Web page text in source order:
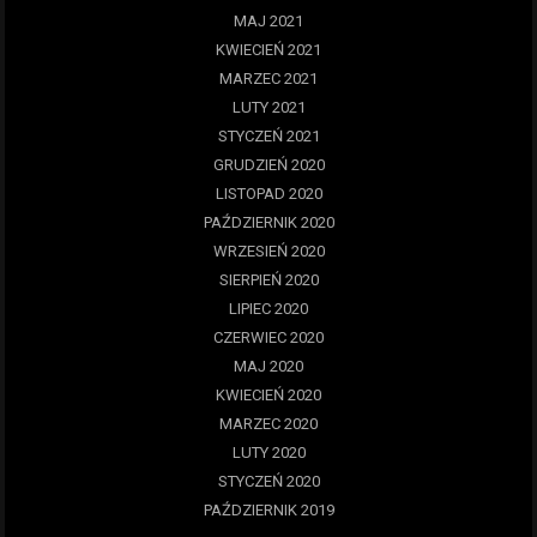
MAJ 2021
KWIECIEŃ 2021
MARZEC 2021
LUTY 2021
STYCZEŃ 2021
GRUDZIEŃ 2020
LISTOPAD 2020
PAŹDZIERNIK 2020
WRZESIEŃ 2020
SIERPIEŃ 2020
LIPIEC 2020
CZERWIEC 2020
MAJ 2020
KWIECIEŃ 2020
MARZEC 2020
LUTY 2020
STYCZEŃ 2020
PAŹDZIERNIK 2019